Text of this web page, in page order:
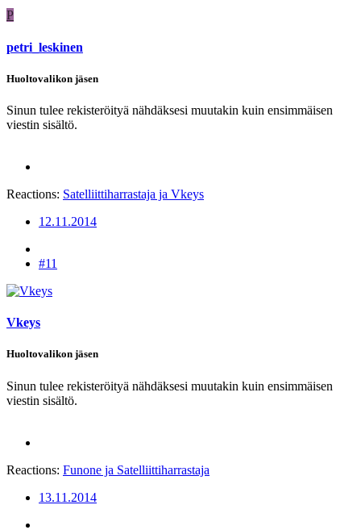
P
petri_leskinen
Huoltovalikon jäsen
Sinun tulee rekisteröityä nähdäksesi muutakin kuin ensimmäisen
viestin sisältö.
Reactions: Satelliittiharrastaja ja Vkeys
12.11.2014
#11
Vkeys
Huoltovalikon jäsen
Sinun tulee rekisteröityä nähdäksesi muutakin kuin ensimmäisen
viestin sisältö.
Reactions: Funone ja Satelliittiharrastaja
13.11.2014